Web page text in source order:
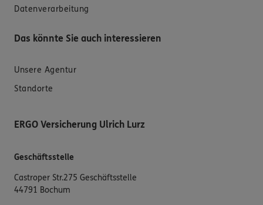
Datenverarbeitung
Das könnte Sie auch interessieren
Unsere Agentur
Standorte
ERGO Versicherung Ulrich Lurz
Geschäftsstelle
Castroper Str.275 Geschäftsstelle
44791 Bochum